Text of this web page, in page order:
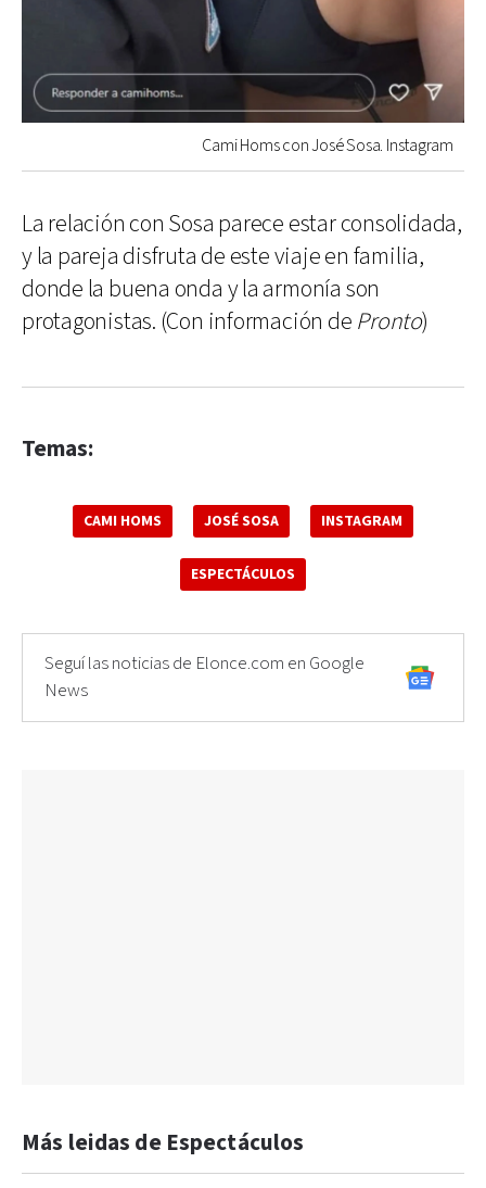
Cami Homs con José Sosa. Instagram
La relación con Sosa parece estar consolidada,
y la pareja disfruta de este viaje en familia,
donde la buena onda y la armonía son
protagonistas. (Con información de Pronto)
Temas:
CAMI HOMS JOSÉ SOSA INSTAGRAM
ESPECTÁCULOS
Seguí las noticias de Elonce.com en Google
News
Más leidas de Espectáculos